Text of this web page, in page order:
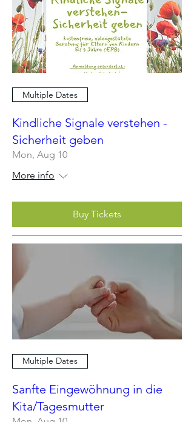
Multiple Dates
Kindliche Signale verstehen -
Sicherheit geben
Mon, Aug 10
More info
Buy Tickets
Multiple Dates
Sanfte Eingewöhnung in die
Kita/Tagesmutter